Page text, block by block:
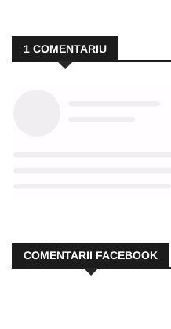
1 COMENTARIU
COMENTARII FACEBOOK